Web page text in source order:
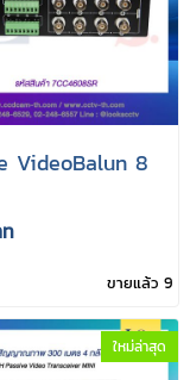
VideoBalun 8
ขายแล้ว 9
ใหม่ล่าสุด